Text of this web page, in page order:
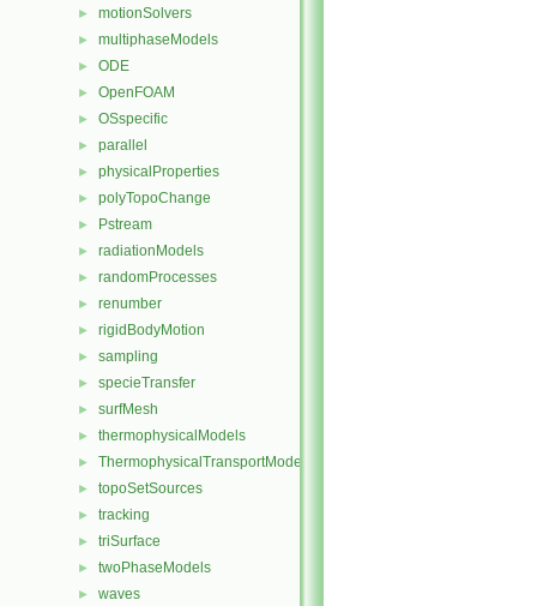
► motionSolvers
► multiphaseModels
► ODE
► OpenFOAM
► OSspecific
► parallel
► physicalProperties
► polyTopoChange
► Pstream
► radiationModels
► randomProcesses
► renumber
► rigidBodyMotion
► sampling
► specieTransfer
► surfMesh
► thermophysicalModels
► ThermophysicalTransportModels
► topoSetSources
► tracking
► triSurface
► twoPhaseModels
► waves